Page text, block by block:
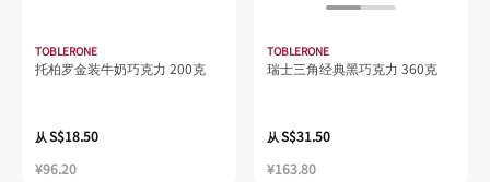
TOBLERONE
托柏罗金装牛奶巧克力 200克
从S$18.50
¥96.20
TOBLERONE
瑞士三角经典黑巧克力 360克
从S$31.50
¥163.80